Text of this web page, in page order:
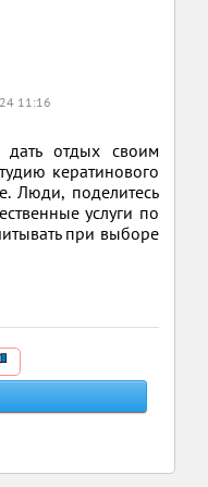
11:16
дать отдых своим
кератинового
Люди, поделитесь
услуги по
при выборе